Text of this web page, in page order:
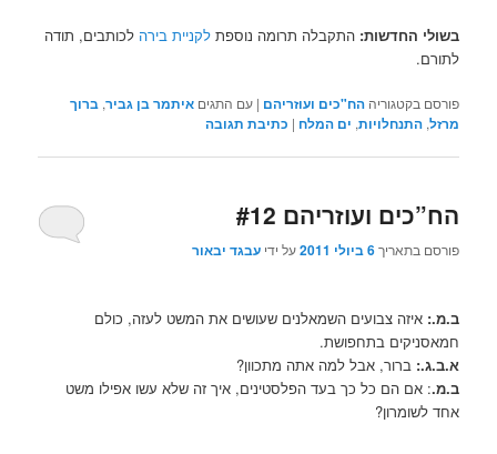
בשולי החדשות: התקבלה תרומה נוספתלקניית בירה לכותבים, תודה
לתורם.
פורסם בקטגוריה הח"כים ועוזריהם |עם התגים איתמר בן גביר,ברוך
מרזל,התנחלויות, ים המלח | כתיבת תגובה
הח”כים ועוזריהם #12
פורסם בתאריך6 ביולי 2011 על ידיעבגד יבאור
ב.מ.: איזה צבועים השמאלנים שעושים את המשט לעזה, כולם
חמאסניקים בתחפושת.
א.ב.ג.: ברור, אבל למה אתה מתכוון?
ב.מ.: אם הם כל כך בעד הפלסטינים, איך זה שלא עשו אפילו משט
אחד לשומרון?